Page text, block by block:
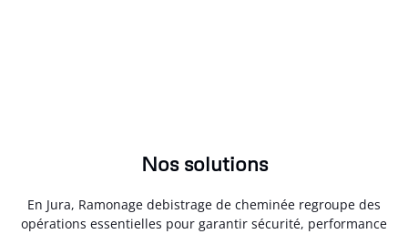
Nos solutions
En Jura, Ramonage debistrage de cheminée regroupe des
opérations essentielles pour garantir sécurité, performance